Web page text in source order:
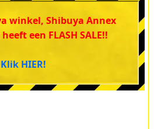
winkel, Shibuya Annex
een FLASH SALE!!
Klik HIER!